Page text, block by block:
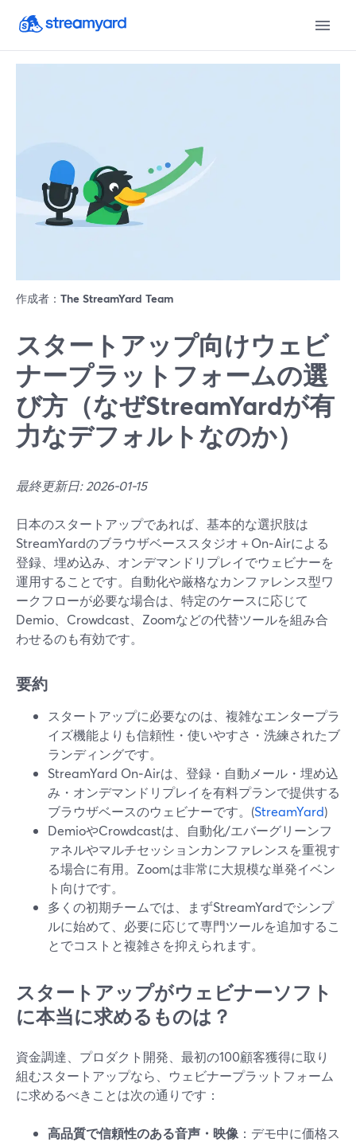
作成者： The StreamYard Team
スタートアップ向けウェビ
ナープラットフォームの選
び方（なぜStreamYardが有
力なデフォルトなのか）
最終更新日: 2026-01-15
日本のスタートアップであれば、基本的な選択肢は
StreamYardのブラウザベーススタジオ＋On‑Airによる
登録、埋め込み、オンデマンドリプレイでウェビナーを
運用することです。自動化や厳格なカンファレンス型ワ
ークフローが必要な場合は、特定のケースに応じて
Demio、Crowdcast、Zoomなどの代替ツールを組み合
わせるのも有効です。
要約
スタートアップに必要なのは、複雑なエンタープラ
イズ機能よりも信頼性・使いやすさ・洗練されたブ
ランディングです。
StreamYard On‑Airは、登録・自動メール・埋め込
み・オンデマンドリプレイを有料プランで提供する
ブラウザベースのウェビナーです。(StreamYard)
DemioやCrowdcastは、自動化/エバーグリーンフ
ァネルやマルチセッションカンファレンスを重視す
る場合に有用。Zoomは非常に大規模な単発イベン
ト向けです。
多くの初期チームでは、まずStreamYardでシンプ
ルに始めて、必要に応じて専門ツールを追加するこ
とでコストと複雑さを抑えられます。
スタートアップがウェビナーソフト
に本当に求めるものは？
資金調達、プロダクト開発、最初の100顧客獲得に取り
組むスタートアップなら、ウェビナープラットフォーム
に求めるべきことは次の通りです：
高品質で信頼性のある音声・映像 ：デモ中に価格ス